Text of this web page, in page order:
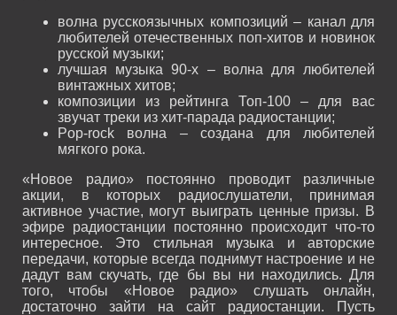
волна русскоязычных композиций – канал для
любителей отечественных поп-хитов и новинок
русской музыки;
лучшая музыка 90-х – волна для любителей
винтажных хитов;
композиции из рейтинга Топ-100 – для вас
звучат треки из хит-парада радиостанции;
Pop-rock волна – создана для любителей
мягкого рока.
«Новое радио» постоянно проводит различные
акции, в которых радиослушатели, принимая
активное участие, могут выиграть ценные призы. В
эфире радиостанции постоянно происходит что-то
интересное. Это стильная музыка и авторские
передачи, которые всегда поднимут настроение и не
дадут вам скучать, где бы вы ни находились. Для
того, чтобы «Новое радио» слушать онлайн,
достаточно зайти на сайт радиостанции. Пусть